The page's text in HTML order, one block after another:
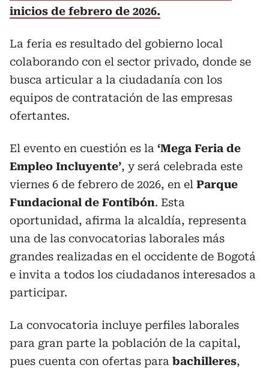
inicios de febrero de 2026.
La feria es resultado del gobierno local
colaborando con el sector privado, donde se
busca articular a la ciudadanía con los
equipos de contratación de las empresas
ofertantes.
El evento en cuestión es la ‘Mega Feria de
Empleo Incluyente’, y será celebrada este
viernes 6 de febrero de 2026, en el Parque
Fundacional de Fontibón. Esta
oportunidad, afirma la alcaldía, representa
una de las convocatorias laborales más
grandes realizadas en el occidente de Bogotá
e invita a todos los ciudadanos interesados a
participar.
La convocatoria incluye perfiles laborales
para gran parte la población de la capital,
pues cuenta con ofertas para bachilleres,